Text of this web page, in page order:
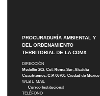
PROCURADURÍA AMBIENTAL Y
DEL ORDENAMIENTO
TERRITORIAL DE LA CDMX
DIRECCIÓN
Medellín 202, Col. Roma Sur, Alcaldía
Cuauhtémoc, C.P. 06700, Ciudad de México
WEB E-MAIL
Correo Institucional
TELÉFONO